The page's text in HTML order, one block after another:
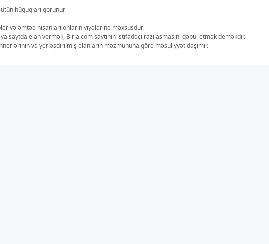
hüquqları qorunur
və əmtəə nişanları onların yiyələrinə məxsusdur.
saytda elan vermək, Birja.com saytının istifadəçi razılaşmasını qəbul etmək deməkdir.
və yerləşdirilmiş elanların məzmununa görə məsuliyyət daşımır.